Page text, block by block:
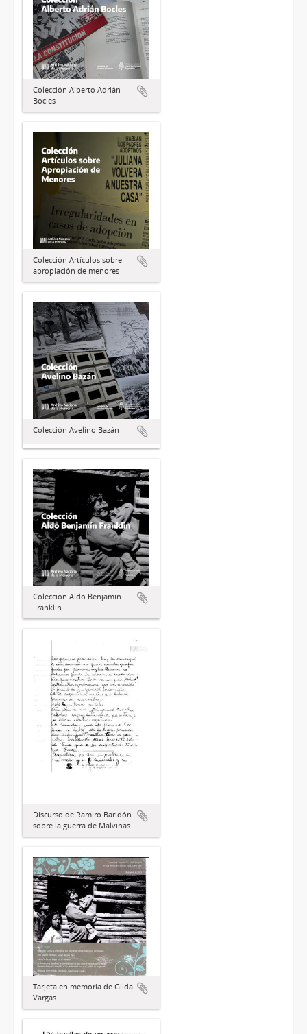
Colección Alberto Adrián
Bocles
Colección Artículos sobre
apropiación de menores
Colección Avelino Bazán
Colección Aldo Benjamín
Franklin
Discurso de Ramiro Baridón
sobre la guerra de Malvinas
Tarjeta en memoria de Gilda
Vargas